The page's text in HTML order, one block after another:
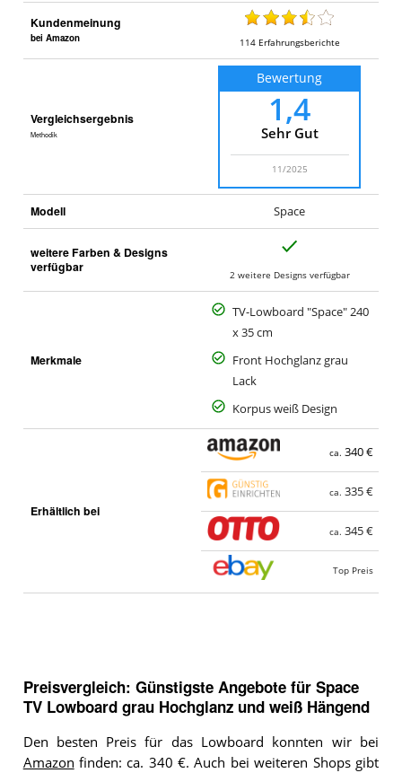
Kundenmeinung
bei Amazon 114 Erfahrungsberichte
Vergleichsergebnis
Methodik
Bewertung
1,4
Sehr Gut
11/2025
Modell Space
weitere Farben & Designs
verfügbar
2 weitere Designs verfügbar
Merkmale
TV-Lowboard "Space" 240
x 35 cm
Front Hochglanz grau
Lack
Korpus weiß Design
Erhältlich bei
ca. 340 €
ca. 335 €
ca. 345 €
Top Preis
Preisvergleich: Günstigste Angebote für Space
TV Lowboard grau Hochglanz und weiß Hängend
Den besten Preis für das Lowboard konnten wir bei
Amazon finden: ca. 340 €. Auch bei weiteren Shops gibt